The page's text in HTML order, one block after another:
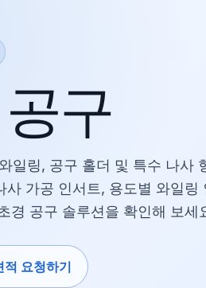
구
일링, 공구 홀더 및 특수 나사
사 가공 인서트, 용도별 와일링
경 공구 솔루션을 확인해 보세
적 요청하기